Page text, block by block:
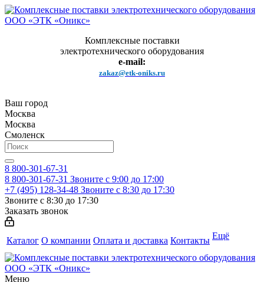
Комплексные поставки
электротехнического оборудования
e-mail:
zakaz@etk-oniks.ru
Ваш город
Москва
Москва
Смоленск
8 800-301-67-31
8 800-301-67-31 Звоните с 9:00 до 17:00
+7 (495) 128-34-48 Звоните с 8:30 до 17:30
Звоните с 8:30 до 17:30
Заказать звонок
Каталог О компании Оплата и доставка Контакты Ещё
Меню